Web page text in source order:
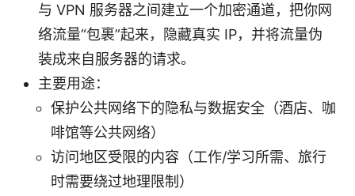
与 VPN 服务器之间建立一个加密通道，把你网
络流量“包裹”起来，隐藏真实 IP，并将流量伪
装成来自服务器的请求。
主要用途：
保护公共网络下的隐私与数据安全（酒店、咖
啡馆等公共网络）
访问地区受限的内容（工作/学习所需、旅行
时需要绕过地理限制）